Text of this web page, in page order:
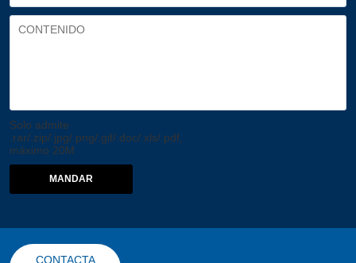
Solo admite
.rar/.zip/.jpg/.png/.gif/.doc/.xls/.pdf,
máximo 20M
MANDAR
CONTACTA